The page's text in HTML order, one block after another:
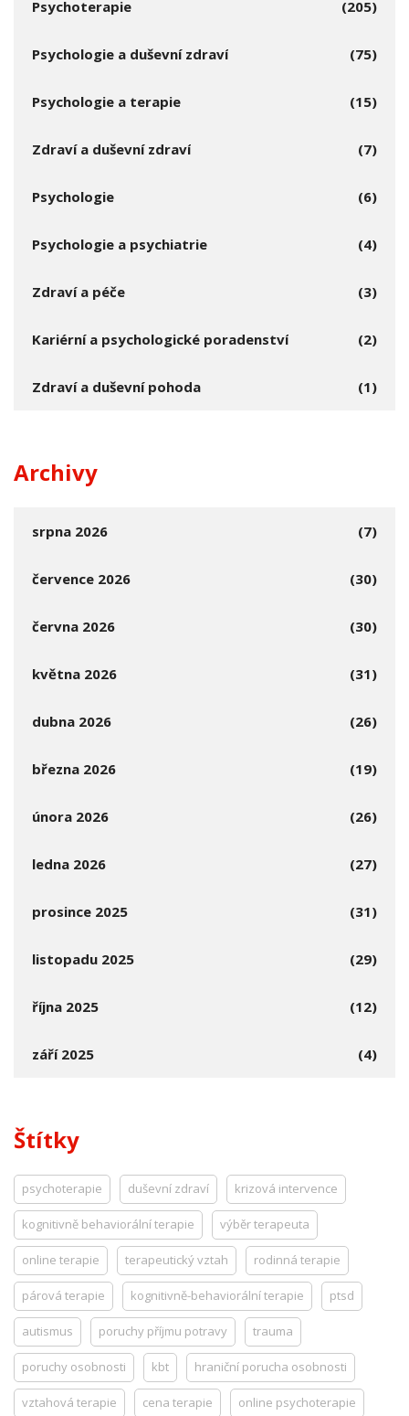
Psychoterapie (205)
Psychologie a duševní zdraví (75)
Psychologie a terapie (15)
Zdraví a duševní zdraví (7)
Psychologie (6)
Psychologie a psychiatrie (4)
Zdraví a péče (3)
Kariérní a psychologické poradenství (2)
Zdraví a duševní pohoda (1)
Archivy
srpna 2026 (7)
července 2026 (30)
června 2026 (30)
května 2026 (31)
dubna 2026 (26)
března 2026 (19)
února 2026 (26)
ledna 2026 (27)
prosince 2025 (31)
listopadu 2025 (29)
října 2025 (12)
září 2025 (4)
Štítky
psychoterapie duševní zdraví krizová intervence
kognitivně behaviorální terapie výběr terapeuta
online terapie terapeutický vztah rodinná terapie
párová terapie kognitivně-behaviorální terapie ptsd
autismus poruchy příjmu potravy trauma
poruchy osobnosti kbt hraniční porucha osobnosti
vztahová terapie cena terapie online psychoterapie